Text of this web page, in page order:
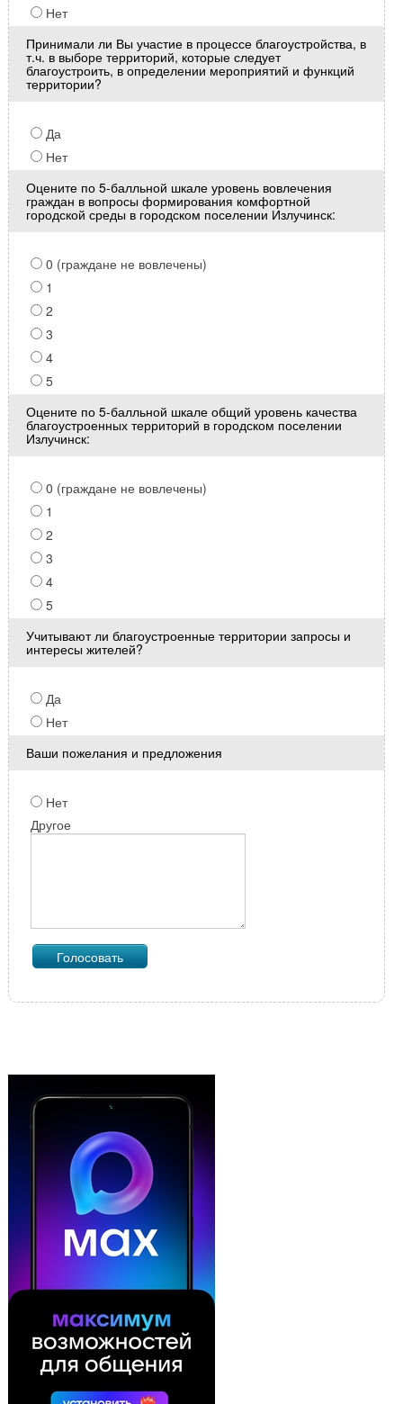
Нет
Принимали ли Вы участие в процессе благоустройства, в
т.ч. в выборе территорий, которые следует
благоустроить, в определении мероприятий и функций
территории?
Да
Нет
Оцените по 5-балльной шкале уровень вовлечения
граждан в вопросы формирования комфортной
городской среды в городском поселении Излучинск:
0 (граждане не вовлечены)
1
2
3
4
5
Оцените по 5-балльной шкале общий уровень качества
благоустроенных территорий в городском поселении
Излучинск:
0 (граждане не вовлечены)
1
2
3
4
5
Учитывают ли благоустроенные территории запросы и
интересы жителей?
Да
Нет
Ваши пожелания и предложения
Нет
Другое